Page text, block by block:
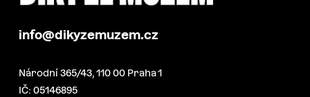
info@dikyzemuzem.cz
Národní 365/43, 110 00 Praha 1
IČ: 05146895